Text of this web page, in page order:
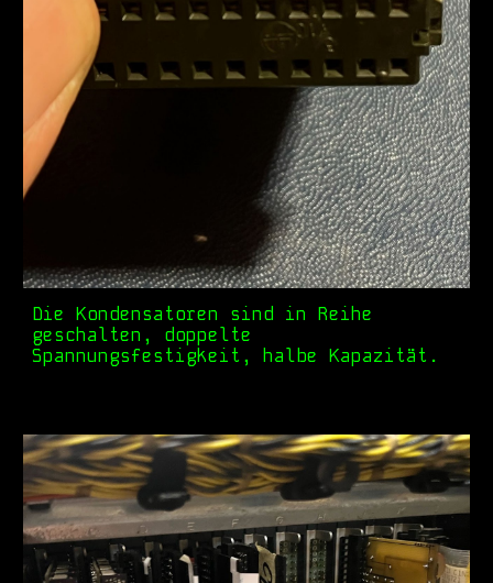
Die Kondensatoren sind in Reihe
geschalten, doppelte
Spannungsfestigkeit, halbe Kapazität.